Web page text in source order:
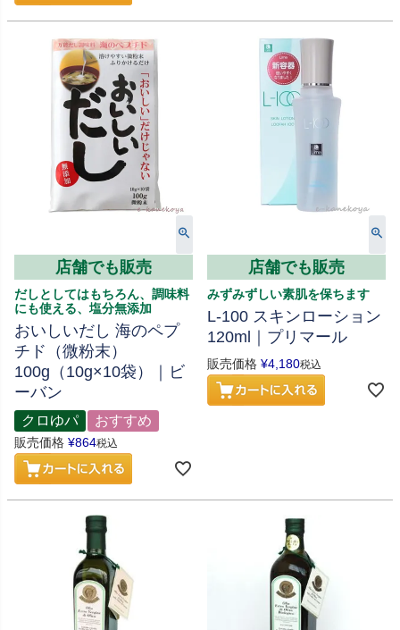
店舗でも販売
だしとしてはもちろん、調味料
にも使える、塩分無添加
おいしいだし 海のペプ
チド（微粉末）
100g（10g×10袋）｜ビ
ーバン
クロゆパ おすすめ
販売価格 ¥864税込
店舗でも販売
みずみずしい素肌を保ちます
L-100 スキンローション
120ml｜プリマール
販売価格 ¥4,180税込